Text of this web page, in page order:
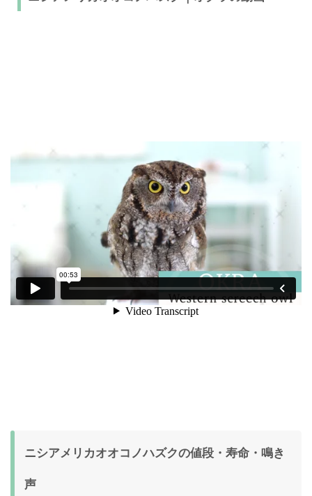
ニシアメリカオオコノハズクの値段・寿命・鳴き
声